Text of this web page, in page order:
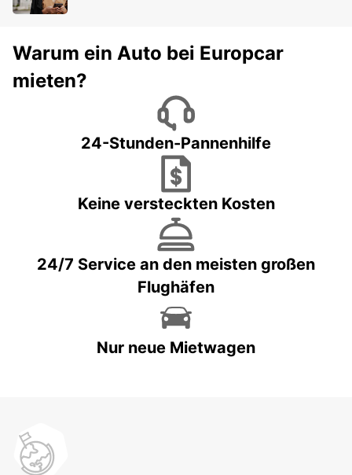
Warum ein Auto bei Europcar
mieten?
24-Stunden-Pannenhilfe
Keine versteckten Kosten
24/7 Service an den meisten großen
Flughäfen
Nur neue Mietwagen